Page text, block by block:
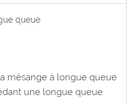
queue
mésange à longue queue
une longue queue